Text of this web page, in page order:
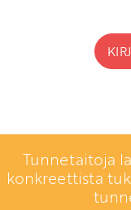
Tunnetaitoja
konkreettista